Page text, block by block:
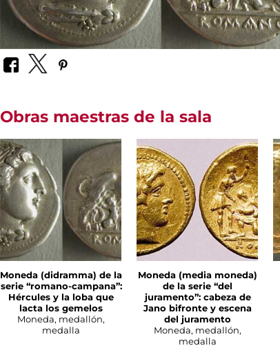
Obras maestras de la sala
Moneda (didramma) de la
serie “romano-campana”:
Hércules y la loba que
lacta los gemelos
Moneda, medallón,
medalla
Moneda (media moneda)
de la serie “del
juramento”: cabeza de
Jano bifronte y escena
del juramento
Moneda, medallón,
medalla